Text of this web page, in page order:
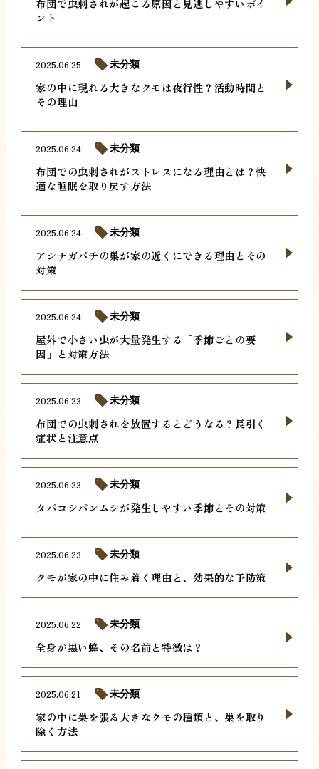
布団で虫刺されが起こる原因と見逃しやすいポイ
ント
家の中に現れる大きなクモは夜行性？活動時間と
その理由
2025.06.25 未分類
布団での虫刺されがストレスになる理由とは？快
適な睡眠を取り戻す方法
2025.06.24 未分類
アシナガバチの巣が家の近くにできる理由とその
対策
2025.06.24 未分類
屋外で小さい虫が大量発生する「季節ごとの要
因」と対策方法
2025.06.24 未分類
布団での虫刺されを放置するとどうなる？長引く
症状と注意点
2025.06.23 未分類
タバコシバンムシが発生しやすい季節とその対策
2025.06.23 未分類
クモが家の中に住み着く理由と、効果的な予防策
2025.06.23 未分類
全身が黒い蜂、その名前と特徴は？
2025.06.22 未分類
家の中に巣を張る大きなクモの種類と、巣を取り
除く方法
2025.06.21 未分類